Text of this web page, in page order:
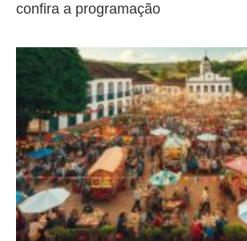
confira a programação